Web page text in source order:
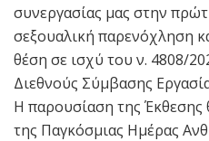
συνεργασίας μας στην
σεξουαλική παρενόχληση
θέση σε ισχύ του ν. 4808/
Διεθνούς Σύμβασης
Η παρουσίαση της Έκθεσης
της Παγκόσμιας Ημέρας